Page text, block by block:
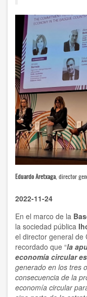
Eduardo Aretxaga , director
2022-11-24
En el marco de la
la sociedad pública
el director general de
recordado que “la
economía circular
generado en los tres
consecuencia de la
economía circular